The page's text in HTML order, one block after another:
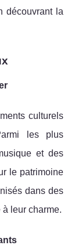
découvrant la
culturels
les plus
et des
le patrimoine
dans des
leur charme.